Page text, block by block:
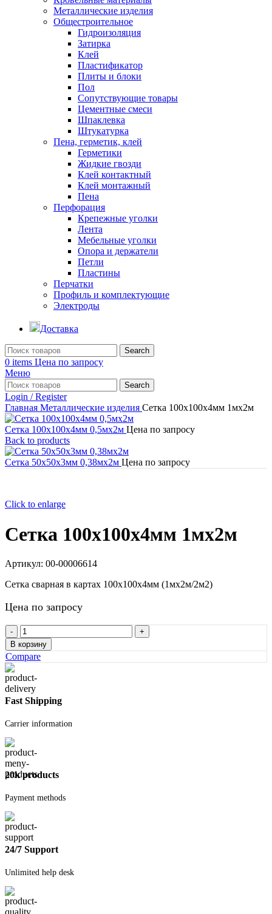
Металлические изделия
Общестроительное
Гидроизоляция
Затирка
Клей
Пластификатор
Плиты и блоки
Пол
Сопутствующие товары
Цементные смеси
Шпаклевка
Штукатурка
Пена, герметик, клей
Герметики
Жидкие гвозди
Клей контактный
Клей монтажный
Пена
Перфорация
Крепежные уголки
Лента
Мебельные уголки
Опора и держатели
Петли
Пластины
Перчатки
Профиль и комплектующие
Электроды
Доставка
Search
0 items Цена по запросу
Меню
Search
Login / Register
Главная Металлические изделия Сетка 100х100х4мм 1мх2м
Сетка 100х100х4мм 0,5мх2м Цена по запросу
Back to products
Сетка 50х50х3мм 0,38мх2м Цена по запросу
Click to enlarge
Сетка 100х100х4мм 1мх2м
Артикул: 00-00006614
Сетка сварная в картах 100х100х4мм (1мх2м/2м2)
Цена по запросу
Количество
товара
Сетка
100х100х4мм
1мх2м
В корзину
Compare
Fast Shipping
Carrier information
20k products
Payment methods
24/7 Support
Unlimited help desk